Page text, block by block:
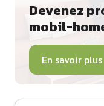
Devenez
mobil-
En savoir plus